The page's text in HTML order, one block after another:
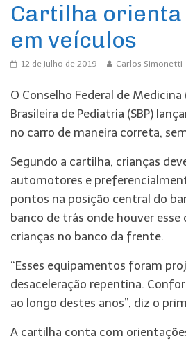
Cartilha
em veículos
12 de julho de 2019 Carlos Simonetti
O Conselho Federal de
Brasileira de Pediatria (SBP)
no carro de maneira correta,
Segundo a cartilha, crianças
automotores e
pontos na posição central do
banco de trás onde houver
crianças no banco da frente.
“Esses equipamentos foram
desaceleração repentina.
ao longo destes anos”, diz o
A cartilha conta com